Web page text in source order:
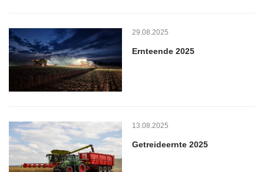
29.08.2025
Ernteende 2025
13.08.2025
Getreideernte 2025